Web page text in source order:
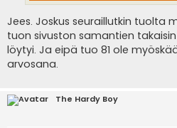
Jees. Joskus seuraillutkin tuolta
tuon sivuston samantien
löytyi. Ja eipä tuo 81 ole
arvosana.
The Hardy Boy